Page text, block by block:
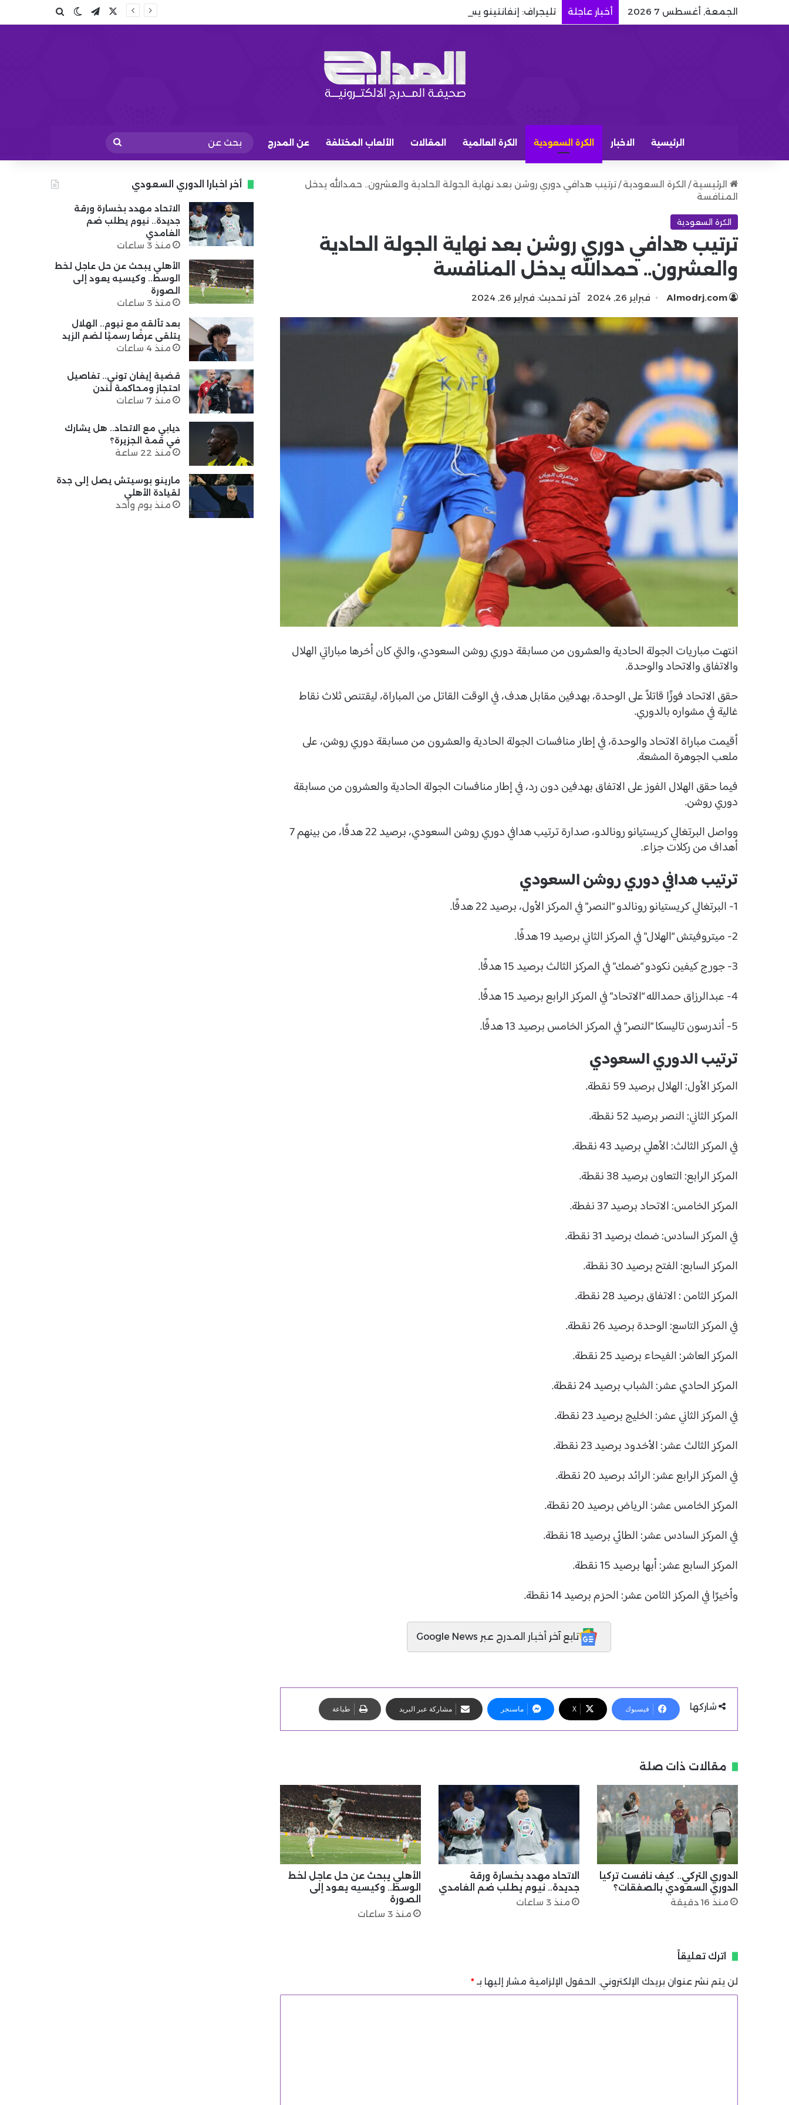
الجمعة, أغسطس 7 2026 أخبار عاجلة تليجراف: إنفانتينو يستغل توتر إسبانيا والمغرب للبقاء في رئاسة الفيفا تيلقرامالوضع المظلم
بحث عن
الرئيسية الاخبار الكرة السعودية الكرة العالمية المقالات الألعاب المختلفة عن المدرج
بحث
عن
الرئيسية / الكرة السعودية /ترتيب هدافي دوري روشن بعد نهاية الجولة الحادية والعشرون.. حمدالله يدخل
المنافسة
الكرة السعودية
ترتيب هدافي دوري روشن بعد نهاية الجولة الحادية
والعشرون.. حمدالله يدخل المنافسة
Almodrj.com فبراير 26, 2024 آخر تحديث: فبراير 26, 2024
انتهت مباريات الجولة الحادية والعشرون من مسابقة دوري روشن السعودي، والتي كان أخرها مباراتي الهلال
والاتفاق والاتحاد والوحدة.
حقق الاتحاد فوزًا قاتلاً على الوحدة، بهدفين مقابل هدف، في الوقت القاتل من المباراة، ليقتنص ثلاث نقاط
غالية في مشواره بالدوري.
أقيمت مباراة الاتحاد والوحدة، في إطار منافسات الجولة الحادية والعشرون من مسابقة دوري روشن، على
ملعب الجوهرة المشعة.
فيما حقق الهلال الفوز على الاتفاق بهدفين دون رد، في إطار منافسات الجولة الحادية والعشرون من مسابقة
دوري روشن.
وواصل البرتغالي كريستيانو رونالدو، صدارة ترتيب هدافي دوري روشن السعودي، برصيد 22 هدفًا، من بينهم 7
أهداف من ركلات جزاء.
ترتيب هدافي دوري روشن السعودي
1- البرتغالي كريستيانو رونالدو “النصر” في المركز الأول، برصيد 22 هدفًا.
2- ميتروفيتش “الهلال” في المركز الثاني برصيد 19 هدفًا.
3- جورج كيفين نكودو “ضمك” في المركز الثالث برصيد 15 هدفًا.
4- عبدالرزاق حمدالله “الاتحاد” في المركز الرابع برصيد 15 هدفًا.
5- أندرسون تاليسكا “النصر” في المركز الخامس برصيد 13 هدفًا.
ترتيب الدوري السعودي
المركز الأول: الهلال برصيد 59 نقطة.
المركز الثاني: النصر برصيد 52 نقطة.
في المركز الثالث: الأهلي برصيد 43 نقطة.
المركز الرابع: التعاون برصيد 38 نقطة.
المركز الخامس: الاتحاد برصيد 37 نفطة.
في المركز السادس: ضمك برصيد 31 نقطة.
المركز السابع: الفتح برصيد 30 نقطة.
المركز الثامن : الاتفاق برصيد 28 نقطة.
في المركز التاسع: الوحدة برصيد 26 نقطة.
المركز العاشر: الفيحاء برصيد 25 نقطة.
المركز الحادي عشر: الشباب برصيد 24 نقطة.
في المركز الثاني عشر: الخليج برصيد 23 نقطة.
المركز الثالث عشر: الأخدود برصيد 23 نقطة.
في المركز الرابع عشر: الرائد برصيد 20 نقطة.
المركز الخامس عشر: الرياض برصيد 20 نقطة.
في المركز السادس عشر: الطائي برصيد 18 نقطة.
المركز السابع عشر: أبها برصيد 15 نقطة.
وأخيرًا في المركز الثامن عشر: الحزم برصيد 14 نقطة.
تابع آخر أخبار المدرج عبر Google News
شاركها فيسبوك X ماسنجر مشاركة عبر البريد طباعة
مقالات ذات صلة
الدوري التركي.. كيف نافست تركيا
الدوري السعودي بالصفقات؟
منذ 16 دقيقة
الاتحاد مهدد بخسارة ورقة
جديدة.. نيوم يطلب ضم الغامدي
منذ 3 ساعات
الأهلي يبحث عن حل عاجل لخط
الوسط.. وكيسيه يعود إلى
الصورة
منذ 3 ساعات
اترك تعليقاً
لن يتم نشر عنوان بريدك الإلكتروني. الحقول الإلزامية مشار إليها بـ *
أخر اخبارا الدوري السعودي
الاتحاد مهدد بخسارة ورقة
جديدة.. نيوم يطلب ضم
الغامدي
منذ 3 ساعات
الأهلي يبحث عن حل عاجل لخط
الوسط.. وكيسيه يعود إلى
الصورة
منذ 3 ساعات
بعد تألقه مع نيوم.. الهلال
يتلقى عرضًا رسميًا لضم الزيد
منذ 4 ساعات
قضية إيفان توني.. تفاصيل
احتجاز ومحاكمة لندن
منذ 7 ساعات
ديابي مع الاتحاد.. هل يشارك
في قمة الجزيرة؟
منذ 22 ساعة
مارينو بوسيتش يصل إلى جدة
لقيادة الأهلي
منذ يوم واحد